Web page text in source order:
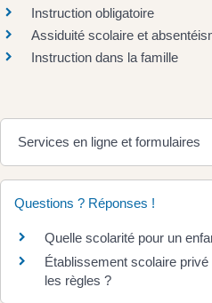
Instruction obligatoire
Assiduité scolaire et
Instruction dans la famille
Services en ligne et formulaires
Questions ? Réponses !
Quelle scolarité pour un
Établissement scolaire
les règles ?